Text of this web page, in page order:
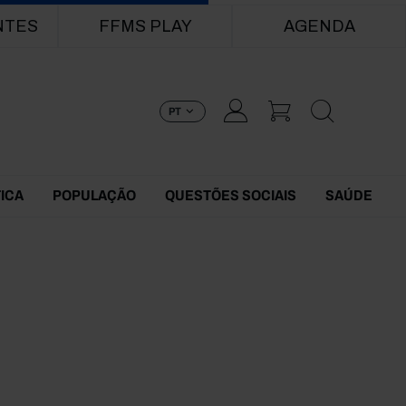
FFMS PLAY AGENDA
PT
POPULAÇÃO QUESTÕES SOCIAIS SAÚDE